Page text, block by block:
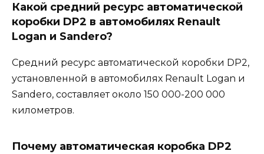
Какой средний ресурс автоматической
коробки DP2 в автомобилях Renault
Logan и Sandero?
Средний ресурс автоматической коробки DP2,
установленной в автомобилях Renault Logan и
Sandero, составляет около 150 000-200 000
километров.
Почему автоматическая коробка DP2